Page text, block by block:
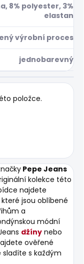
8% polyester, 3%
elastan
výrobní proces
jednobarevný
položce.
Pepe Jeans
kolekce této
najdete
jsou oblíbené
a
módní
džíny nebo
ověřené
sladíte s každým